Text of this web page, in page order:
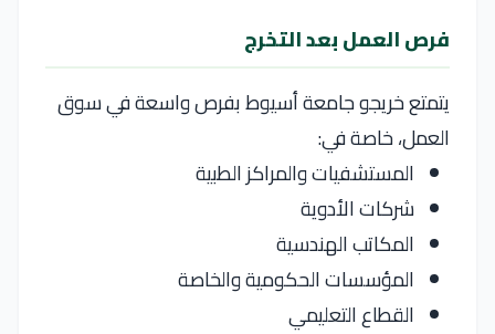
فرص العمل بعد التخرج
يتمتع خريجو جامعة أسيوط بفرص واسعة في سوق
العمل، خاصة في:
المستشفيات والمراكز الطبية
شركات الأدوية
المكاتب الهندسية
المؤسسات الحكومية والخاصة
القطاع التعليمي